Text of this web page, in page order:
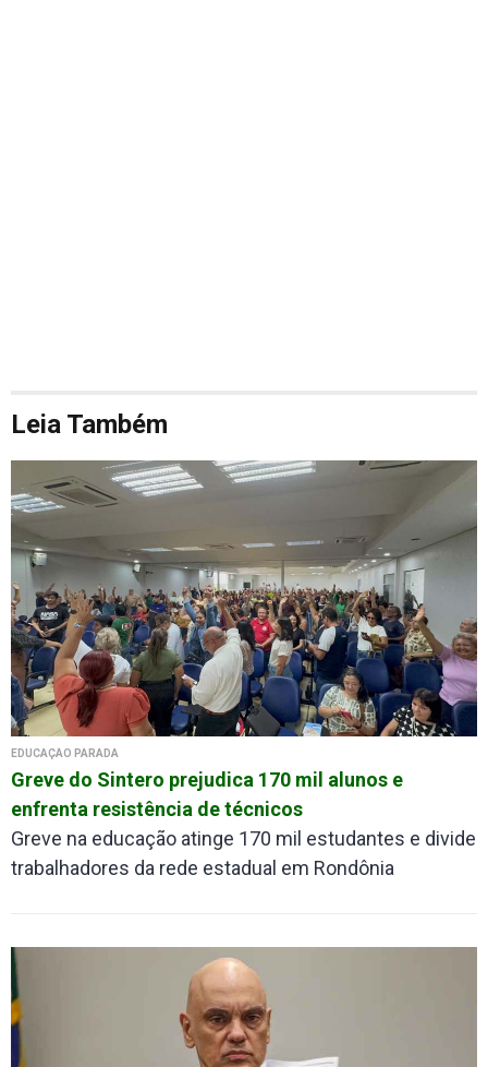
Leia Também
EDUCAÇÃO PARADA
Greve do Sintero prejudica 170 mil alunos e
enfrenta resistência de técnicos
Greve na educação atinge 170 mil estudantes e divide
trabalhadores da rede estadual em Rondônia